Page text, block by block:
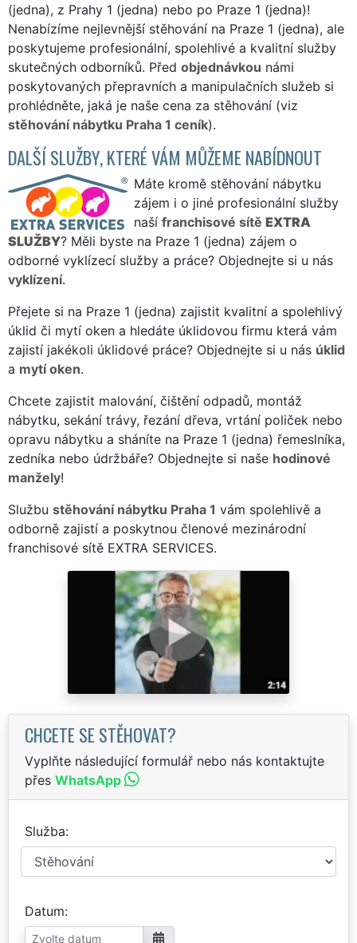
(jedna), z Prahy 1 (jedna) nebo po Praze 1 (jedna)!
Nenabízíme nejlevnější stěhování na Praze 1 (jedna), ale
poskytujeme profesionální, spolehlivé a kvalitní služby
skutečných odborníků. Před objednávkou námi
poskytovaných přepravních a manipulačních služeb si
prohlédněte, jaká je naše cena za stěhování (viz
stěhování nábytku Praha 1 ceník).
DALŠÍ SLUŽBY, KTERÉ VÁM MŮŽEME NABÍDNOUT
Máte kromě stěhování nábytku
zájem i o jiné profesionální služby
naší franchisové sítě EXTRA
SLUŽBY? Měli byste na Praze 1 (jedna) zájem o
odborné vyklízecí služby a práce? Objednejte si u nás
vyklízení.
Přejete si na Praze 1 (jedna) zajistit kvalitní a spolehlivý
úklid či mytí oken a hledáte úklidovou firmu která vám
zajistí jakékoli úklidové práce? Objednejte si u nás úklid
a mytí oken.
Chcete zajistit malování, čištění odpadů, montáž
nábytku, sekání trávy, řezání dřeva, vrtání poliček nebo
opravu nábytku a sháníte na Praze 1 (jedna) řemeslníka,
zedníka nebo údržbáře? Objednejte si naše hodinové
manžely!
Službu stěhování nábytku Praha 1 vám spolehlivě a
odborně zajistí a poskytnou členové mezinárodní
franchisové sítě EXTRA SERVICES.
CHCETE SE STĚHOVAT?
Vyplňte následující formulář nebo nás kontaktujte
přes WhatsApp
Služba
Datum